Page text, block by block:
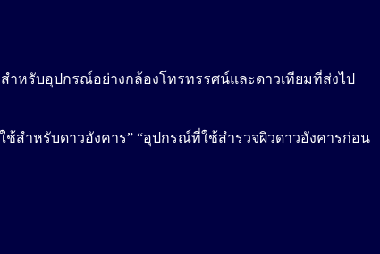
ำหรับอุปกรณ์อย่างกล้องโทรทรรศน์และดาวเทียมที่ส่งไป
ใช้สำหรับดาวอังคาร” “อุปกรณ์ที่ใช้สำรวจผิวดาวอังคารก่อน